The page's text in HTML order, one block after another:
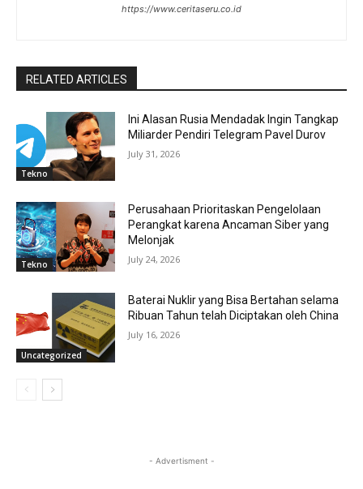
https://www.ceritaseru.co.id
RELATED ARTICLES
Tekno
Ini Alasan Rusia Mendadak Ingin Tangkap
Miliarder Pendiri Telegram Pavel Durov
July 31, 2026
Tekno
Perusahaan Prioritaskan Pengelolaan
Perangkat karena Ancaman Siber yang
Melonjak
July 24, 2026
Uncategorized
Baterai Nuklir yang Bisa Bertahan selama
Ribuan Tahun telah Diciptakan oleh China
July 16, 2026
- Advertisment -